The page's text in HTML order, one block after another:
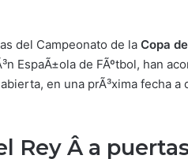
del Campeonato de la Copa
EspaÃ±ola de FÃºtbol, han
en una prÃ³xima fecha
Rey Â a